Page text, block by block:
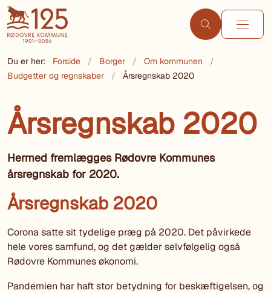
Du er her: Forside Borger
Om kommunen
Budgetter og regnskaber
Årsregnskab 2020
Årsregnskab 2020
Hermed fremlægges Rødovre Kommunes
årsregnskab for 2020.
Årsregnskab 2020
Corona satte sit tydelige præg på 2020. Det påvirkede
hele vores samfund, og det gælder selvfølgelig også
Rødovre Kommunes økonomi.
Pandemien har haft stor betydning for beskæftigelsen, og